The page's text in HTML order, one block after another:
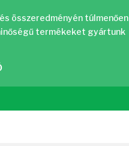
összeredményén túlmenően
termékeket gyártunk